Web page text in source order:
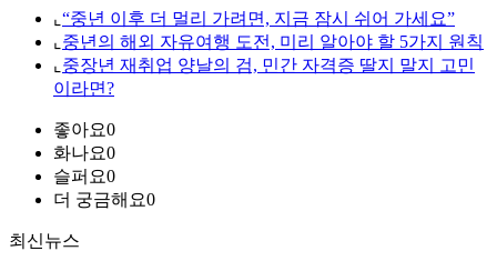
⌞ “중년 이후 더 멀리 가려면, 지금 잠시 쉬어 가세요”
⌞ 중년의 해외 자유여행 도전, 미리 알아야 할 5가지 원칙
⌞ 중장년 재취업 양날의 검, 민간 자격증 딸지 말지 고민
이라면?
좋아요0
화나요0
슬퍼요0
더 궁금해요0
최신뉴스